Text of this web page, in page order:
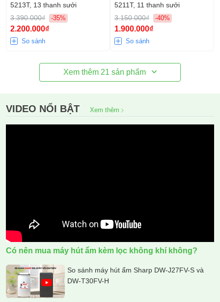
5213T, 13 thanh sưởi
3.390.000₫
-35%
2.200.000₫
So sánh
5211T, 11 thanh sưởi
3.150.000₫
-40%
1.900.000₫
So sánh
Xem thêm 21 sản phẩm
VIDEO NỔI BẬT Xem thêm
Có nên mua máy hút ẩm kèm lọc không khí không?
So sánh máy hút ẩm Sharp DW-J27FV-S và
DW-T30FV-H